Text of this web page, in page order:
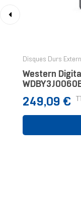
Disques Durs
Western
6 To 2.5"
Rouge
Prix
249,09 €